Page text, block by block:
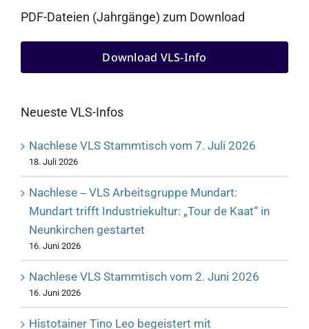
PDF-Dateien (Jahrgänge) zum Download
Download VLS-Info
Neueste VLS-Infos
Nachlese VLS Stammtisch vom 7. Juli 2026
18. Juli 2026
Nachlese ‒ VLS Arbeitsgruppe Mundart:
Mundart trifft Industriekultur: „Tour de Kaat“ in
Neunkirchen gestartet
16. Juni 2026
Nachlese VLS Stammtisch vom 2. Juni 2026
16. Juni 2026
Histotainer Tino Leo begeistert mit